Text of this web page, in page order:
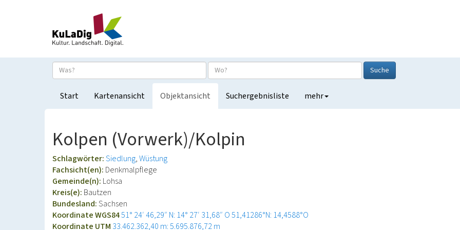
Suche
Start Kartenansicht Objektansicht Suchergebnisliste mehr
Kolpen (Vorwerk)/Kolpin
Schlagwörter:Siedlung Wüstung
Fachsicht(en): Denkmalpflege
Gemeinde(n): Lohsa
Kreis(e): Bautzen
Bundesland:Sachsen
Koordinate WGS8451° 24′ 46,29″ N: 14° 27′ 31,68″ O51,41286°N: 14,4588°O
Koordinate UTM 33.462.362,40 m: 5.695.876,72 m